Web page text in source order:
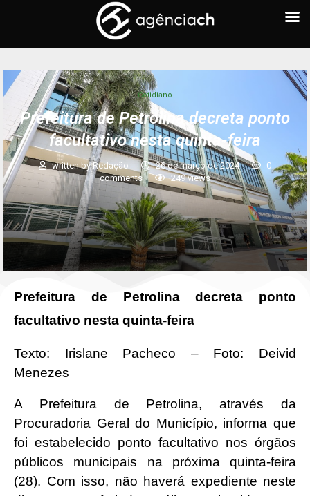
Cotidiano
Prefeitura de Petrolina decreta ponto
facultativo nesta quinta-feira
written byRedação 26 de março de 2024
0
comments
249views
Prefeitura de Petrolina decreta ponto
facultativo nesta quinta-feira
Texto: Irislane Pacheco – Foto: Deivid
Menezes
A Prefeitura de Petrolina, através da
Procuradoria Geral do Município, informa que
foi estabelecido ponto facultativo nos órgãos
públicos municipais na próxima quinta-feira
(28). Com isso, não haverá expediente neste